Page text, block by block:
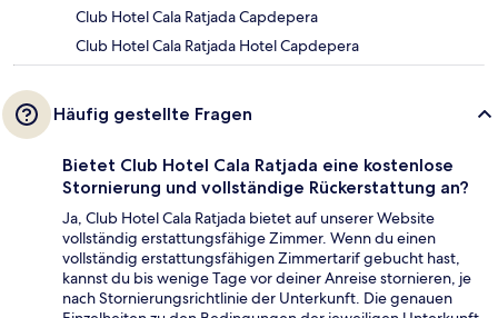
Club Hotel Cala Ratjada Capdepera
Club Hotel Cala Ratjada Hotel Capdepera
Häufig gestellte Fragen
Bietet Club Hotel Cala Ratjada eine kostenlose
Stornierung und vollständige Rückerstattung an?
Ja, Club Hotel Cala Ratjada bietet auf unserer Website
vollständig erstattungsfähige Zimmer. Wenn du einen
vollständig erstattungsfähigen Zimmertarif gebucht hast,
kannst du bis wenige Tage vor deiner Anreise stornieren, je
nach Stornierungsrichtlinie der Unterkunft. Die genauen